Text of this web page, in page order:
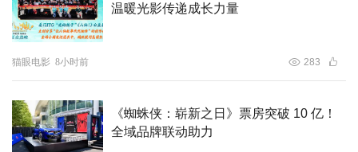
满喜剧效果，为观众带来极致笑动体验。
温暖光影传递成长力量
猫眼电影 8小时前 283
《蜘蛛侠：崭新之日》票房突破 10 亿！
全域品牌联动助力